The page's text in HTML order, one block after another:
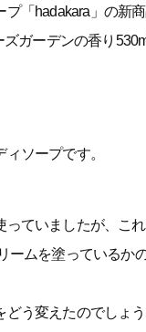
「hadakara」の新
ガーデンの香り
ソープです。
っていましたが、こ
ームを塗っているか
う変えたのでしょう